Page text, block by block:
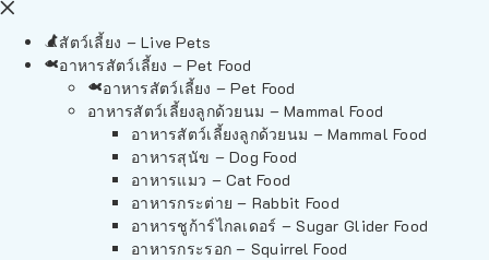
สัตว์เลี้ยง – Live Pets
อาหารสัตว์เลี้ยง – Pet Food
อาหารสัตว์เลี้ยง – Pet Food
อาหารสัตว์เลี้ยงลูกด้วยนม – Mammal Food
อาหารสัตว์เลี้ยงลูกด้วยนม – Mammal Food
อาหารสุนัข – Dog Food
อาหารแมว – Cat Food
อาหารกระต่าย – Rabbit Food
อาหารชูก้าร์ไกลเดอร์ – Sugar Glider Food
อาหารกระรอก – Squirrel Food